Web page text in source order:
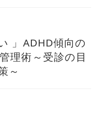
」ADHD傾向の
理術～受診の目
～